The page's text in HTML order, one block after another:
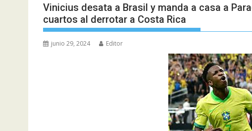
Vinicius desata a Brasil y manda a casa a
cuartos al derrotar a Costa Rica
junio 29, 2024 Editor